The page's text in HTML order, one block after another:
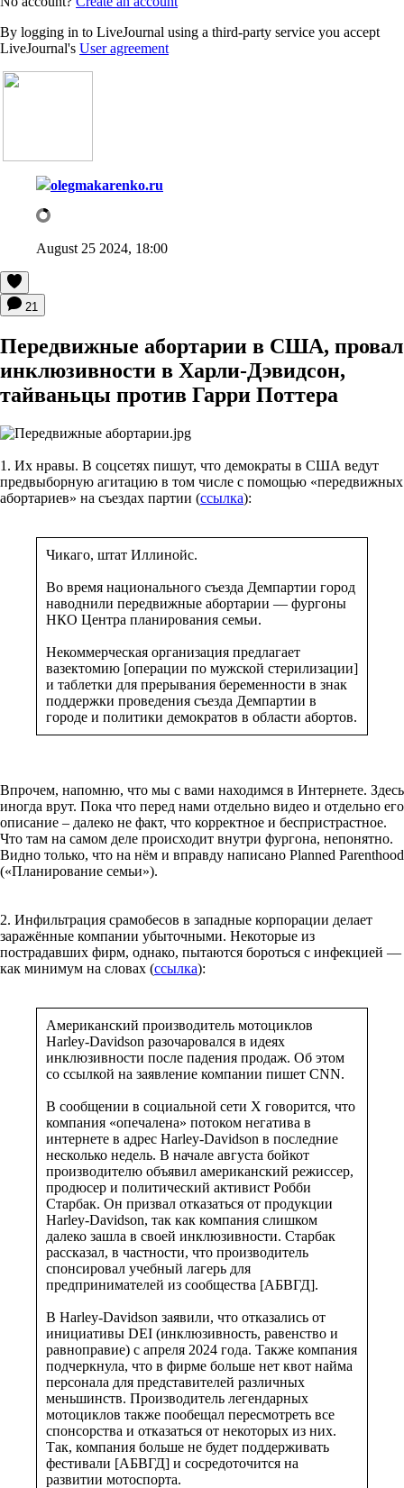
By logging in to LiveJournal using a third-party service you accept
LiveJournal's User agreement
olegmakarenko.ru
August 25 2024, 18:00
21
Передвижные абортарии в США, провал
инклюзивности в Харли-Дэвидсон,
тайваньцы против Гарри Поттера
1. Их нравы. В соцсетях пишут, что демократы в США ведут
предвыборную агитацию в том числе с помощью «передвижных
абортариев» на съездах партии (ссылка):
Чикаго, штат Иллинойс.
Во время национального съезда Демпартии город
наводнили передвижные абортарии — фургоны
НКО Центра планирования семьи.
Некоммерческая организация предлагает
вазектомию [операции по мужской стерилизации]
и таблетки для прерывания беременности в знак
поддержки проведения съезда Демпартии в
городе и политики демократов в области абортов.
Впрочем, напомню, что мы с вами находимся в Интернете. Здесь
иногда врут. Пока что перед нами отдельно видео и отдельно его
описание – далеко не факт, что корректное и беспристрастное.
Что там на самом деле происходит внутри фургона, непонятно.
Видно только, что на нём и вправду написано Planned Parenthood
(«Планирование семьи»).
2. Инфильтрация срамобесов в западные корпорации делает
заражённые компании убыточными. Некоторые из
пострадавших фирм, однако, пытаются бороться с инфекцией —
как минимум на словах (ссылка):
Американский производитель мотоциклов
Harley-Davidson разочаровался в идеях
инклюзивности после падения продаж. Об этом
со ссылкой на заявление компании пишет CNN.
В сообщении в социальной сети X говорится, что
компания «опечалена» потоком негатива в
интернете в адрес Harley-Davidson в последние
несколько недель. В начале августа бойкот
производителю объявил американский режиссер,
продюсер и политический активист Робби
Старбак. Он призвал отказаться от продукции
Harley-Davidson, так как компания слишком
далеко зашла в своей инклюзивности. Старбак
рассказал, в частности, что производитель
спонсировал учебный лагерь для
предпринимателей из сообщества [АБВГД].
В Harley-Davidson заявили, что отказались от
инициативы DEI (инклюзивность, равенство и
равноправие) с апреля 2024 года. Также компания
подчеркнула, что в фирме больше нет квот найма
персонала для представителей различных
меньшинств. Производитель легендарных
мотоциклов также пообещал пересмотреть все
спонсорства и отказаться от некоторых из них.
Так, компания больше не будет поддерживать
фестивали [АБВГД] и сосредоточится на
развитии мотоспорта.